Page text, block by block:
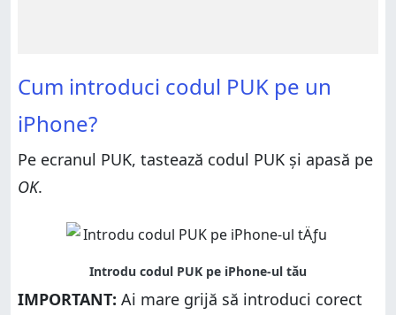
Cum introduci codul PUK pe un
iPhone?
Pe ecranul PUK, tastează codul PUK și apasă pe
OK.
IMPORTANT: Ai mare grijă să introduci corect